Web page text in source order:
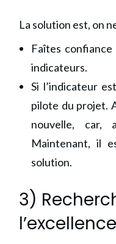
La solution est, on
Faîtes
indicateurs.
Si l’indicateur
pilote du projet.
nouvelle, car,
Maintenant, il
solution.
3)
l’excellence